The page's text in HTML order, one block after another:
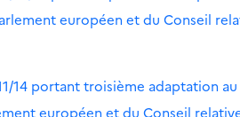
européen et du Conseil
14 portant troisième adaptation
européen et du Conseil